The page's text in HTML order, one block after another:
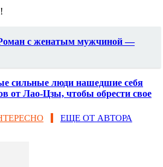
с женатым мужчиной —
сильные люди нашедшие себя
от Лао-Цзы, чтобы обрести свое
ЕЩЕ ОТ АВТОРА